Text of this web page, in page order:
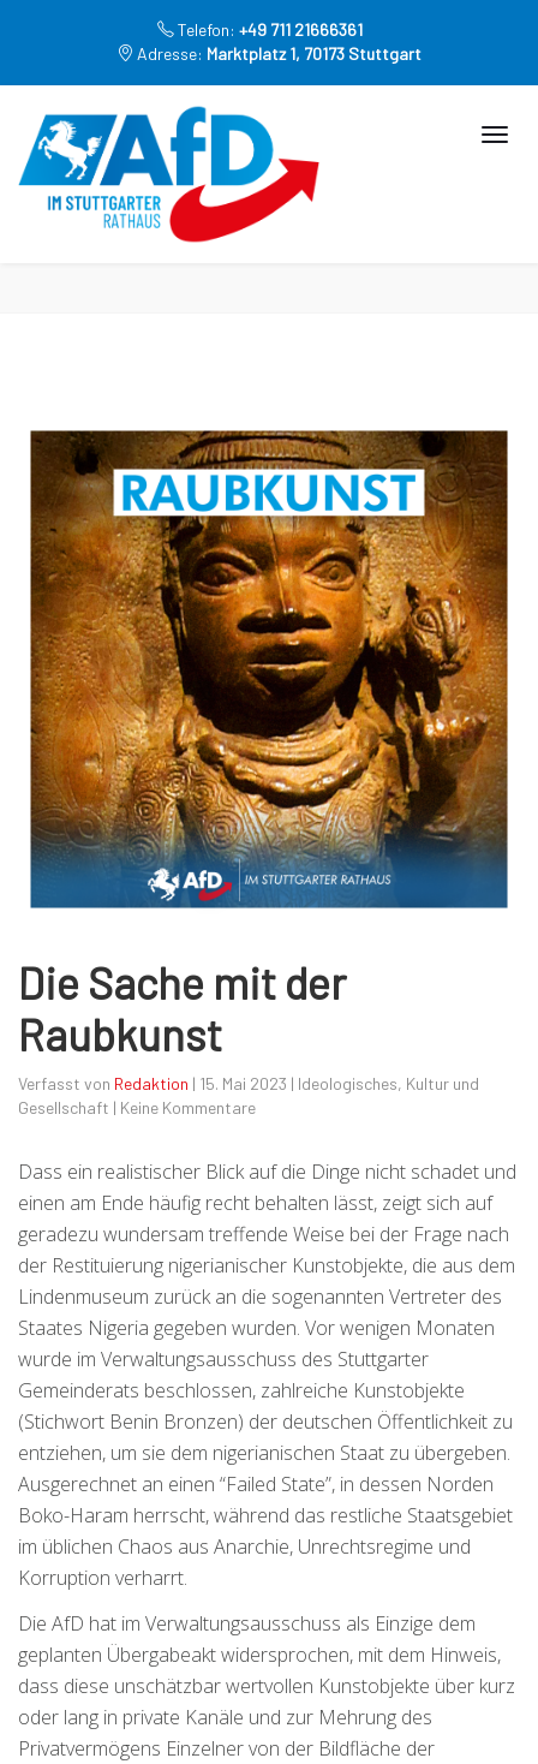
Telefon: +49 711 21666361
Adresse: Marktplatz 1, 70173 Stuttgart
Die Sache mit der
Raubkunst
Verfasst von Redaktion | 15. Mai 2023 | Ideologisches, Kultur und
Gesellschaft | Keine Kommentare
Dass ein realistischer Blick auf die Dinge nicht schadet und
einen am Ende häufig recht behalten lässt, zeigt sich auf
geradezu wundersam treffende Weise bei der Frage nach
der Restituierung nigerianischer Kunstobjekte, die aus dem
Lindenmuseum zurück an die sogenannten Vertreter des
Staates Nigeria gegeben wurden. Vor wenigen Monaten
wurde im Verwaltungsausschuss des Stuttgarter
Gemeinderats beschlossen, zahlreiche Kunstobjekte
(Stichwort Benin Bronzen) der deutschen Öffentlichkeit zu
entziehen, um sie dem nigerianischen Staat zu übergeben.
Ausgerechnet an einen “Failed State”, in dessen Norden
Boko-Haram herrscht, während das restliche Staatsgebiet
im üblichen Chaos aus Anarchie, Unrechtsregime und
Korruption verharrt.
Die AfD hat im Verwaltungsausschuss als Einzige dem
geplanten Übergabeakt widersprochen, mit dem Hinweis,
dass diese unschätzbar wertvollen Kunstobjekte über kurz
oder lang in private Kanäle und zur Mehrung des
Privatvermögens Einzelner von der Bildfläche der